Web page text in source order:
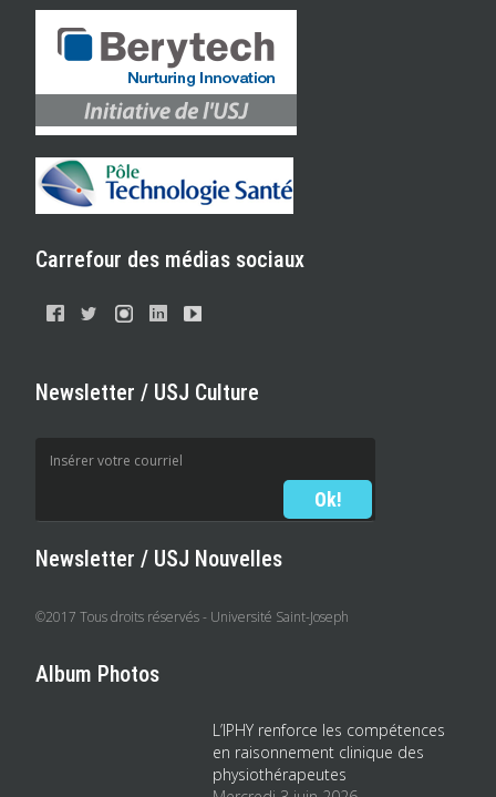
Carrefour des médias sociaux
Newsletter / USJ Culture
Newsletter / USJ Nouvelles
©2017 Tous droits réservés - Université Saint-Joseph
Album Photos
L’IPHY renforce les compétences
en raisonnement clinique des
physiothérapeutes